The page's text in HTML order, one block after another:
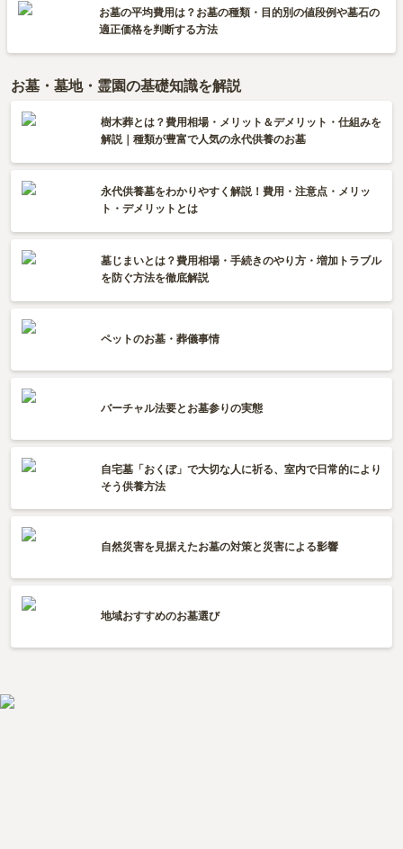
お墓の平均費用は？お墓の種類・目的別の値段例や墓石の
適正価格を判断する方法
お墓・墓地・霊園の基礎知識を解説
樹木葬とは？費用相場・メリット＆デメリット・仕組みを
解説｜種類が豊富で人気の永代供養のお墓
永代供養墓をわかりやすく解説！費用・注意点・メリッ
ト・デメリットとは
墓じまいとは？費用相場・手続きのやり方・増加トラブル
を防ぐ方法を徹底解説
ペットのお墓・葬儀事情
バーチャル法要とお墓参りの実態
自宅墓「おくぼ」で大切な人に祈る、室内で日常的により
そう供養方法
自然災害を見据えたお墓の対策と災害による影響
地域おすすめのお墓選び